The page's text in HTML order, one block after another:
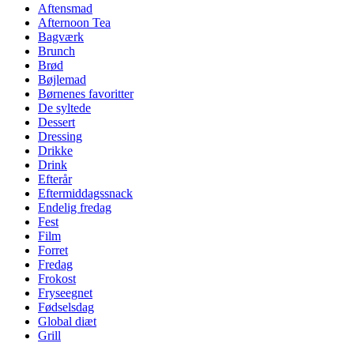
Aftensmad
Afternoon Tea
Bagværk
Brunch
Brød
Bøjlemad
Børnenes favoritter
De syltede
Dessert
Dressing
Drikke
Drink
Efterår
Eftermiddagssnack
Endelig fredag
Fest
Film
Forret
Fredag
Frokost
Fryseegnet
Fødselsdag
Global diæt
Grill